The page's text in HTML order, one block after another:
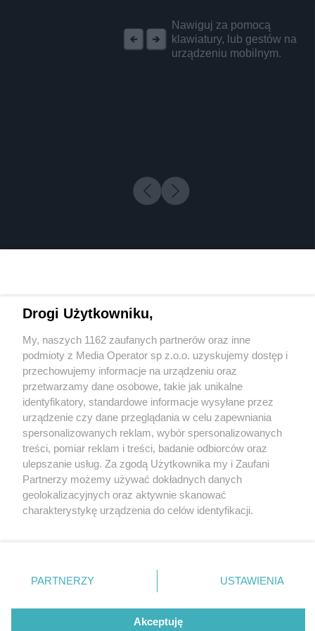
Nawiguj za pomocą
klawiatury, lub gestów na
urządzeniu mobilnym.
1 / 0
Wydawca mediów lokalnych
Nie zapomnij
zapoznać się z:
polityką prywatności regulamin korzystania z portali
Twojemiasto
Piekary Śląskie
Chorzów
Tarnowskie Góry
Gliwice
Skontakuj sięz nami
Kontakt
Wydawca
Redakcja
Drogi Użytkowniku,
My, naszych 1162 zaufanych partnerów oraz inne
podmioty z Media Operator sp z.o.o. uzyskujemy dostęp i
przechowujemy informacje na urządzeniu oraz
przetwarzamy dane osobowe, takie jak unikalne
identyfikatory, standardowe informacje wysyłane przez
urządzenie czy dane przeglądania w celu zapewniania
spersonalizowanych reklam, wybór spersonalizowanych
treści, pomiar reklam i treści, badanie odbiorców oraz
ulepszanie usług. Za zgodą Użytkownika my i Zaufani
Partnerzy możemy używać dokładnych danych
geolokalizacyjnych oraz aktywnie skanować
charakterystykę urządzenia do celów identyfikacji.
zmienić/wycofać klikając przycisk ustawień prywatności
znajdujący się w lewym dolnym rogu strony
rodzaje przetwarzania danych nie wymagają zgody
użytkownika, ale masz prawo sprzeciwić się takiemu
PARTNERZY USTAWIENIA
Akceptuję